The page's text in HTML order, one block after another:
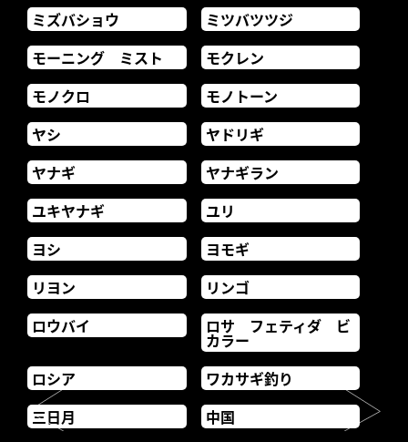
ミズバショウ
ミツバツツジ
モーニング ミスト
モクレン
モノクロ
モノトーン
ヤシ
ヤドリギ
ヤナギ
ヤナギラン
ユキヤナギ
ユリ
ヨシ
ヨモギ
リヨン
リンゴ
ロウバイ
ロサ フェティダ ビ
カラー
ロシア
ワカサギ釣り
三日月
中国